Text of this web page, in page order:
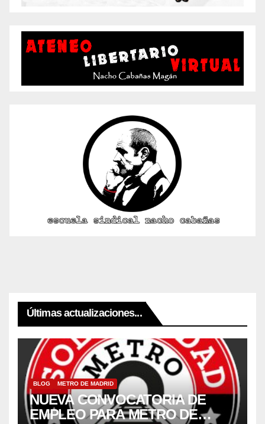
Últimas actualizaciones...
BLOG METRO DE MADRID
NUEVA CONVOCATORIA DE
EMPLEO PARA METRO DE